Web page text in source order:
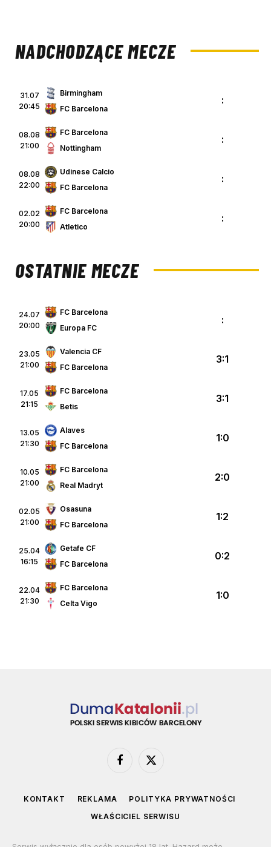
NADCHODZĄCE MECZE
31.07
20:45
Birmingham
FC Barcelona
:
08.08
21:00
FC Barcelona
Nottingham
:
08.08
22:00
Udinese Calcio
FC Barcelona
:
02.02
20:00
FC Barcelona
Atletico
:
OSTATNIE MECZE
24.07
20:00
FC Barcelona
Europa FC
:
23.05
21:00
Valencia CF
FC Barcelona
3:1
17.05
21:15
FC Barcelona
Betis
3:1
13.05
21:30
Alaves
FC Barcelona
1:0
10.05
21:00
FC Barcelona
Real Madryt
2:0
02.05
21:00
Osasuna
FC Barcelona
1:2
25.04
16:15
Getafe CF
FC Barcelona
0:2
22.04
21:30
FC Barcelona
Celta Vigo
1:0
Facebook
X
KONTAKT REKLAMA
POLITYKA PRYWATNOŚCI
WŁAŚCICIEL SERWISU